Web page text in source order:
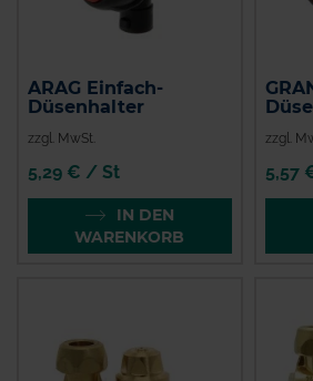
ARAG Einfach-
Düsenhalter
zzgl. MwSt.
5,29 € / St
IN DEN
WARENKORB
zzgl.
5,57